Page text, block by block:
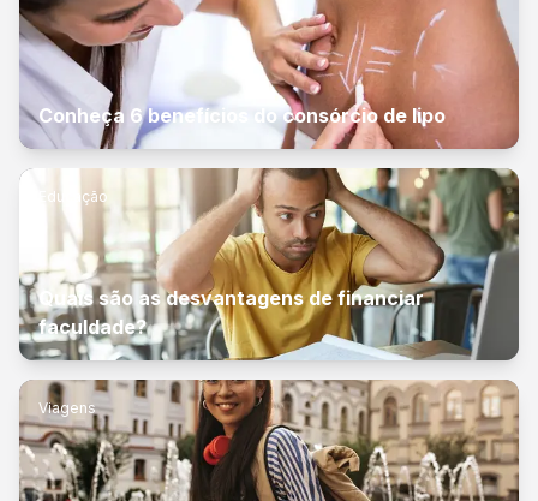
Conheça 6 benefícios do consórcio de lipo
Educação
Quais são as desvantagens de financiar
faculdade?
Viagens